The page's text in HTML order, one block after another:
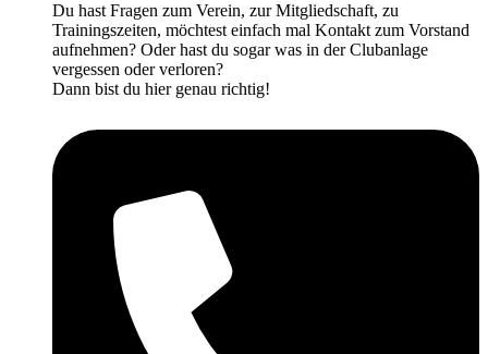
Du hast Fragen zum Verein, zur Mitgliedschaft, zu
Trainingszeiten, möchtest einfach mal Kontakt zum Vorstand
aufnehmen? Oder hast du sogar was in der Clubanlage
vergessen oder verloren?
Dann bist du hier genau richtig!